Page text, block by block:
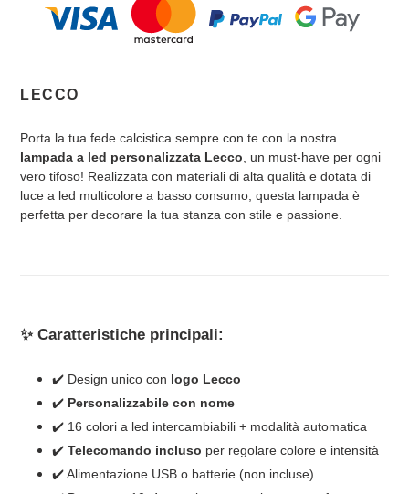
del
carrello
LECCO
Porta la tua fede calcistica sempre con te con la nostra
lampada a led personalizzata Lecco , un must-have per ogni
vero tifoso! Realizzata con materiali di alta qualità e dotata di
luce a led multicolore a basso consumo, questa lampada è
perfetta per decorare la tua stanza con stile e passione.
✨ Caratteristiche principali:
✔️ Design unico con logo Lecco
✔️ Personalizzabile con nome
✔️ 16 colori a led intercambiabili + modalità automatica
✔️ Telecomando incluso per regolare colore e intensità
✔️ Alimentazione USB o batterie (non incluse)